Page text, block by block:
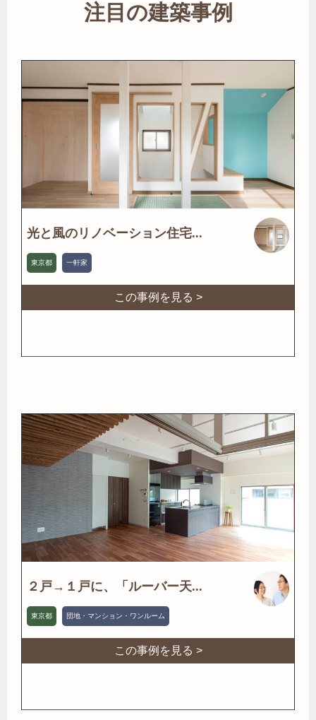
注目の建築事例
光と風のリノベーション住宅...
東京都 一軒家
この事例を見る >
２戸→１戸に、「ルーバー天...
東京都 団地・マンション・ワンルーム
この事例を見る >